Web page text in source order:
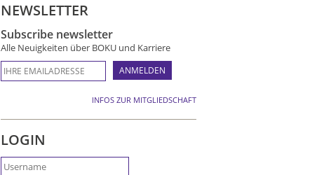
NEWSLETTER
Subscribe newsletter
Alle Neuigkeiten über BOKU und Karriere
INFOS ZUR MITGLIEDSCHAFT
LOGIN